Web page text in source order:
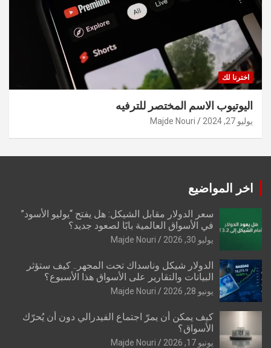
اخترنا لك
اليوتيوب الاسم المختصر للترفيه
يوليو 27, 2024 Majde Nouri
اخر المواضيع
سعر الدولار مقابل الشيكل: هل يفتح “يوليو الأسود”
في الأسواق العالمية بابًا لصعود جديد؟
يوليو 30, 2026 Majde Nouri
الدولار شيكل وناسداك تحت المجهر.. كيف ستؤثر
البيانات والتقارير على الأسواق هذا الأسبوع؟
يونيو 28, 2026 Majde Nouri
كيف يمكن أن يمرّ اجتماع الفيدرالي دون أن يُحرّك
الأسواق؟
يونيو 17, 2026 Majde Nouri